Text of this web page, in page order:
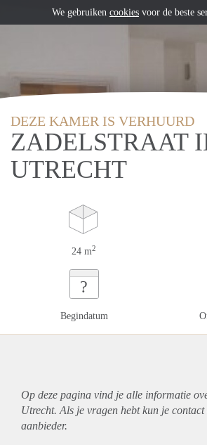
DEZE KAMER IS VERHUURD
ZADELSTRAAT
UTRECHT
24 m2
?
Begindatum
Op deze pagina vind je alle informatie
Utrecht. Als je vragen hebt kun je contact
aanbieder.
We gebruiken cookies voor de beste